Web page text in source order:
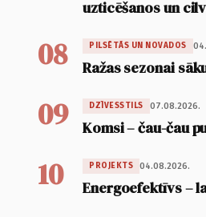
uzticēšanos un
08 PILSĒTĀS UN NOVADOS
Ražas sezonai
09 DZĪVESSTILS 07.08.2026.
Komsi – čau-čau
10 PROJEKTS 04.08.2026.
Energoefektīvs –